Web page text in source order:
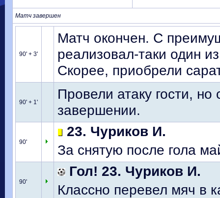
Матч завершен
90' + 3'
Матч окончен. С
реализовал-таки один
Скорее, приобрели
90' + 1'
Провели атаку гости,
завершении.
90'
23. Чуриков И.
За снятую после гола
90'
Гол! 23. Чуриков И.
Классно перевел мяч в